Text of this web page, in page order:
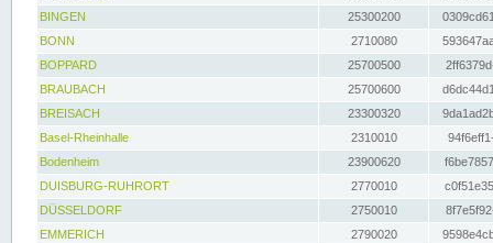
BINGEN
25300200
BONN
2710080
BOPPARD
25700500
BRAUBACH
25700600
BREISACH
23300320
Basel-Rheinhalle
2310010
Bodenheim
23900620
DUISBURG-RUHRORT
2770010
DÜSSELDORF
2750010
EMMERICH
2790020